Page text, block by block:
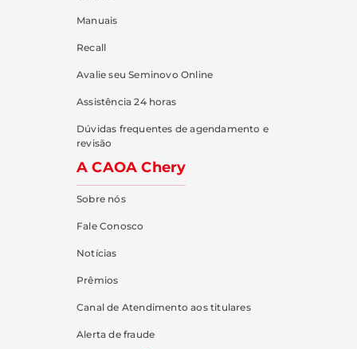
Manuais
Recall
Avalie seu Seminovo Online
Assistência 24 horas
Dúvidas frequentes de agendamento e
revisão
A CAOA Chery
Sobre nós
Fale Conosco
Notícias
Prêmios
Canal de Atendimento aos titulares
Alerta de fraude